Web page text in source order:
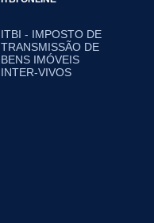
ITBI - IMPOSTO DE
TRANSMISSÃO DE
BENS IMÓVEIS
INTER-VIVOS